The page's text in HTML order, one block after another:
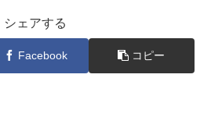
シェアする
Facebook コピー